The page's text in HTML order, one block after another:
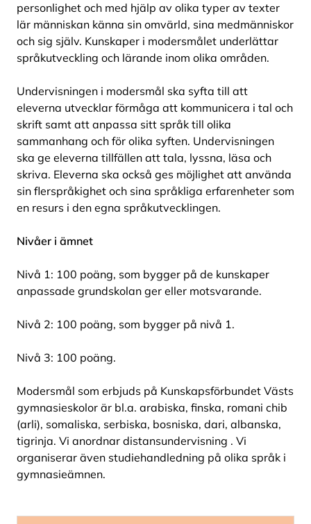
personlighet och med hjälp av olika typer av texter
lär människan känna sin omvärld, sina medmänniskor
och sig själv. Kunskaper i modersmålet underlättar
språkutveckling och lärande inom olika områden.
Undervisningen i modersmål ska syfta till att
eleverna utvecklar förmåga att kommunicera i tal och
skrift samt att anpassa sitt språk till olika
sammanhang och för olika syften. Undervisningen
ska ge eleverna tillfällen att tala, lyssna, läsa och
skriva. Eleverna ska också ges möjlighet att använda
sin flerspråkighet och sina språkliga erfarenheter som
en resurs i den egna språkutvecklingen.
Nivåer i ämnet
Nivå 1: 100 poäng, som bygger på de kunskaper
anpassade grundskolan ger eller motsvarande.
Nivå 2: 100 poäng, som bygger på nivå 1.
Nivå 3: 100 poäng.
Modersmål som erbjuds på Kunskapsförbundet Västs
gymnasieskolor är bl.a. arabiska, finska, romani chib
(arli), somaliska, serbiska, bosniska, dari, albanska,
tigrinja. Vi anordnar distansundervisning . Vi
organiserar även studiehandledning på olika språk i
gymnasieämnen.